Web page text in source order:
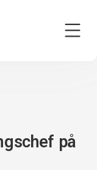
på